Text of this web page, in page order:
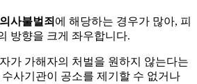
사불벌죄 에 해당하는 경우가 많아, 피
방향을 크게 좌우합니다.
가 가해자의 처벌을 원하지 않는다는
수사기관이 공소를 제기할 수 없거나